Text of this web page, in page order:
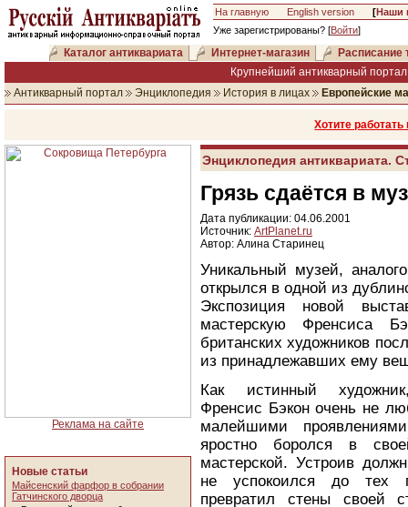
На главную English version [Наши
Уже зарегистрированы? [Войти]
Каталог антиквариата Интернет-магазин
Расписание
Крупнейший антикварный
Антикварный портал
Энциклопедия История в лицах Европейские
Хотите
Реклама на сайте
Новые статьи
Майсенский фарфор в собрании
Гатчинского дворца
Энциклопедия антиквариата.
Грязь сдаётся в
Дата публикации: 04.06.2001
Источник: ArtPlanet.ru
Автор: Алина Старинец
Уникальный музей,
открылся в одной из
Экспозиция новой
мастерскую Френсиса
британских художников
из принадлежавших ему
Как истинный
Френсис Бэкон очень не
малейшими
яростно боролся в
мастерской. Устроив
не успокоился до тех
превратил стены своей